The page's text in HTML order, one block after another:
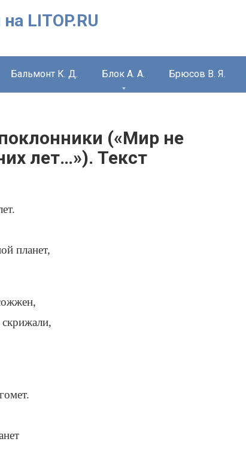
LITOP.RU
Бальмонт К. Д. Блок А. А. Брюсов В. Я.
(«Мир не
лет…»). Текст
планет,